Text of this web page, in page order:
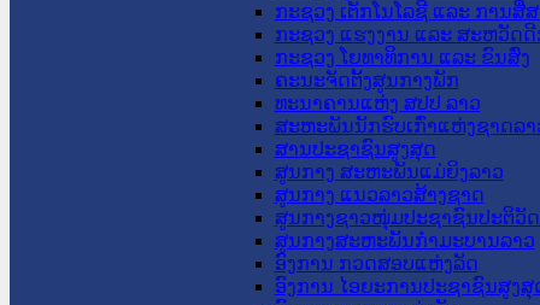
ກະຊວງ ເຕັກໂນໂລຊີ ແລະ ການສື່
ກະຊວງ ແຮງງານ ແລະ ສະຫວັດ
ກະຊວງ ໂຍທາທິການ ແລະ ຂົນສົ່ງ
ຄະນະຈັດຕັ້ງສູນກາງພັກ
ທະນາຄານແຫ່ງ ສປປ ລາວ
ສະຫະພັນນັກຮົບເກົ່າແຫ່ງຊາດລາ
ສານປະຊາຊົນສູງສຸດ
ສູນກາງ ສະຫະພັນແມ່ຍິງລາວ
ສູນກາງ ແນວລາວສ້າງຊາດ
ສູນກາງຊາວໜຸ່ມປະຊາຊົນປະຕິວັ
ສູນກາງສະຫະພັນກຳມະບານລາວ
ອົງການ ກວດສອບແຫ່ງລັດ
ອົງການ ໄອຍະການປະຊາຊົນສູງສຸ